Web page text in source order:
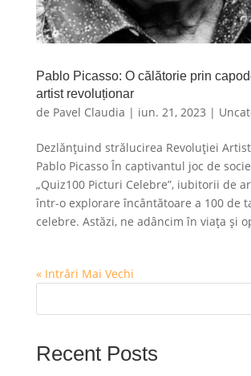
Pablo Picasso: O călătorie prin
artist revoluționar
de Pavel Claudia | iun. 21, 2023 |
Dezlănțuind strălucirea Revoluției
Pablo Picasso În captivantul joc de
„Quiz100 Picturi Celebre”, iubitorii de
într-o explorare încântătoare a 100 de
celebre. Astăzi, ne adâncim în viața și
« Intrări Mai Vechi
Recent Posts